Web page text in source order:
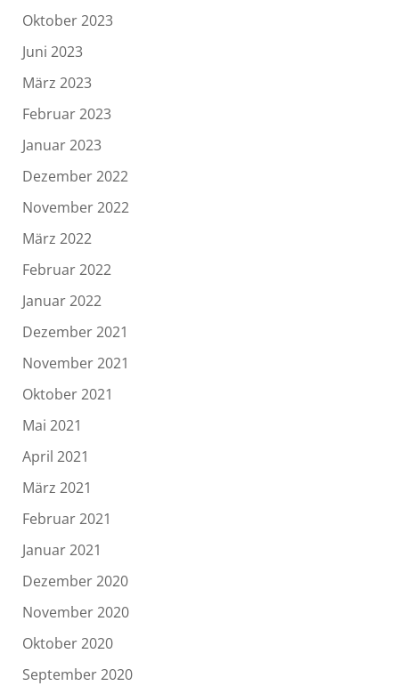
Oktober 2023
Juni 2023
März 2023
Februar 2023
Januar 2023
Dezember 2022
November 2022
März 2022
Februar 2022
Januar 2022
Dezember 2021
November 2021
Oktober 2021
Mai 2021
April 2021
März 2021
Februar 2021
Januar 2021
Dezember 2020
November 2020
Oktober 2020
September 2020